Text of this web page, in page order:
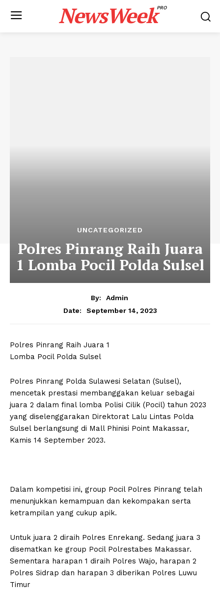
NewsWeekPRO
UNCATEGORIZED
Polres Pinrang Raih Juara
1 Lomba Pocil Polda Sulsel
By:
Admin
Date:
September 14, 2023
Polres Pinrang Raih Juara 1
Lomba Pocil Polda Sulsel
Polres Pinrang Polda Sulawesi Selatan (Sulsel),
mencetak prestasi membanggakan keluar sebagai
juara 2 dalam final lomba Polisi Cilik (Pocil) tahun 2023
yang diselenggarakan Direktorat Lalu Lintas Polda
Sulsel berlangsung di Mall Phinisi Point Makassar,
Kamis 14 September 2023.
Dalam kompetisi ini, group Pocil Polres Pinrang telah
menunjukkan kemampuan dan kekompakan serta
ketrampilan yang cukup apik.
Untuk juara 2 diraih Polres Enrekang. Sedang juara 3
disematkan ke group Pocil Polrestabes Makassar.
Sementara harapan 1 diraih Polres Wajo, harapan 2
Polres Sidrap dan harapan 3 diberikan Polres Luwu
Timur